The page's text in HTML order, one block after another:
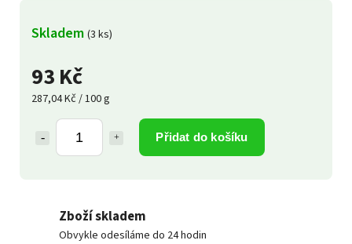
93 Kč
287,04 Kč / 100 g
Přidat do košíku
Skladem (3 ks)
Zboží skladem
Obvykle odesíláme do 24 hodin